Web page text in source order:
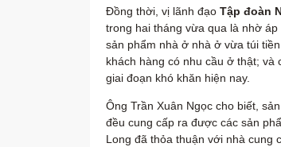
Đồng thời, vị lãnh đạo Tập đoàn
trong hai tháng vừa qua là nhờ
sản phẩm nhà ở nhà ở vừa túi
khách hàng có nhu cầu ở thật;
giai đoạn khó khăn hiện nay.
Ông Trần Xuân Ngọc cho biết,
đều cung cấp ra được các sản
Long đã thỏa thuận với nhà cung